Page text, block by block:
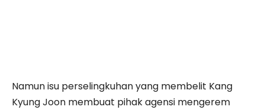
Namun isu perselingkuhan yang membelit Kang
Kyung Joon membuat pihak agensi mengerem